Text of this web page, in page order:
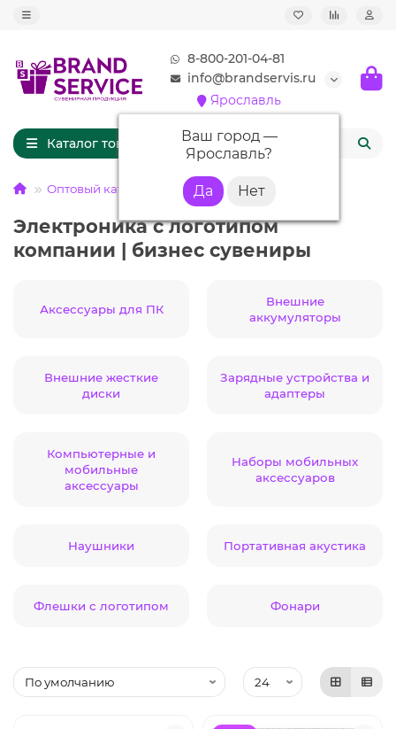
8-800-201-04-81
info@brandservis.ru
Ярославль
Ваш город —
Ярославль?
Каталог товаров
Оптовый каталог ЭЛЕКТРОНИКА
Электроника с логотипом
компании | бизнес сувениры
Аксессуары для ПК
Внешние
аккумуляторы
Внешние жесткие
диски
Зарядные устройства и
адаптеры
Компьютерные и
мобильные
аксессуары
Наборы мобильных
аксессуаров
Наушники Портативная акустика
Флешки с логотипом Фонари